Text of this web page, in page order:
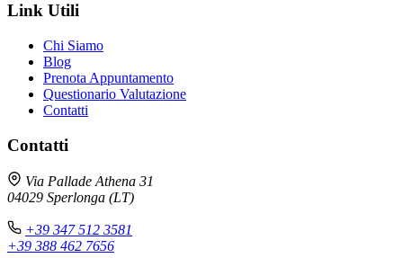
Link Utili
Chi Siamo
Blog
Prenota Appuntamento
Questionario Valutazione
Contatti
Contatti
Via Pallade Athena 31
04029 Sperlonga (LT)
+39 347 512 3581
+39 388 462 7656